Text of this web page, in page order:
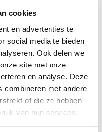
cookies
en advertenties te
social media te bieden
Ook delen we
site met onze
en analyse. Deze
combineren met andere
of die ze hebben
van hun services.
Iedereen was van
werkloosheid mocht
drive om samen te
situatie
crisis. Toen
in de WW en
het vervolgens erg
te vinden.”
er in de